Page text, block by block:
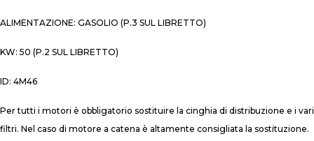
ALIMENTAZIONE: GASOLIO (P.3 SUL LIBRETTO)
KW: 50 (P.2 SUL LIBRETTO)
ID: 4M46
Per tutti i motori è obbligatorio sostituire la cinghia di distribuzione e i vari
filtri. Nel caso di motore a catena è altamente consigliata la sostituzione.